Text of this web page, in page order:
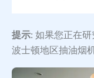
提示: 如果您正在研
波士顿地区抽油烟